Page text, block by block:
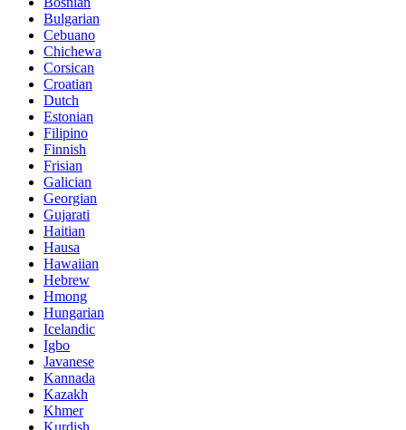
Bulgarian
Cebuano
Chichewa
Corsican
Croatian
Dutch
Estonian
Filipino
Finnish
Frisian
Galician
Georgian
Gujarati
Haitian
Hausa
Hawaiian
Hebrew
Hmong
Hungarian
Icelandic
Igbo
Javanese
Kannada
Kazakh
Khmer
Kurdish